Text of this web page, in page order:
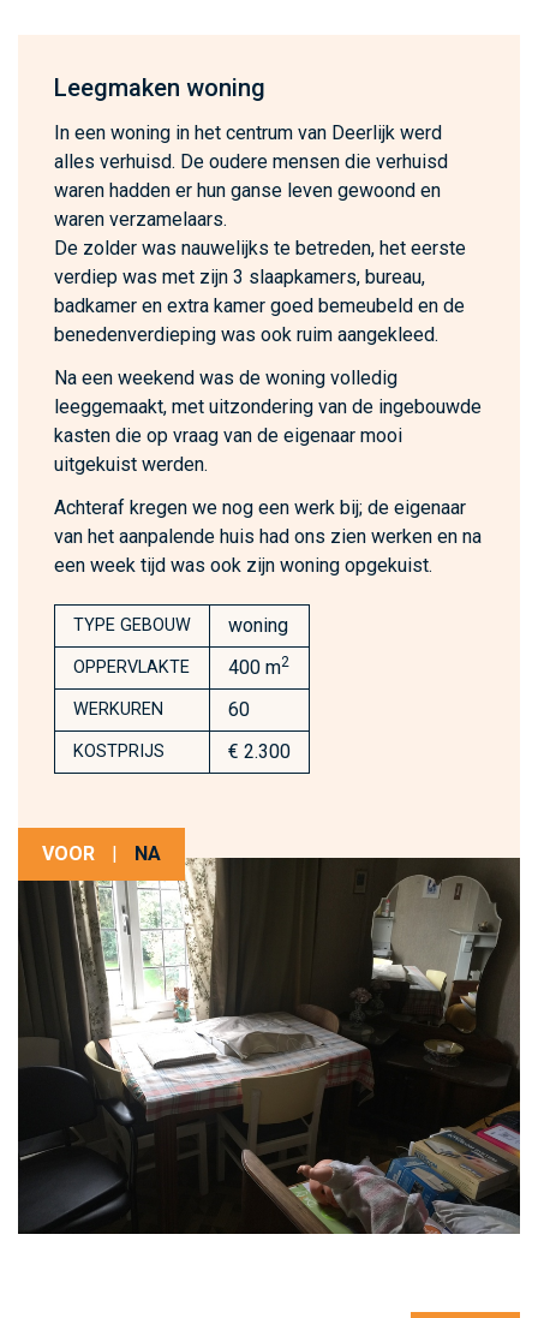
Leegmaken woning
In een woning in het centrum van Deerlijk werd
alles verhuisd. De oudere mensen die verhuisd
waren hadden er hun ganse leven gewoond en
waren verzamelaars.
De zolder was nauwelijks te betreden, het eerste
verdiep was met zijn 3 slaapkamers, bureau,
badkamer en extra kamer goed bemeubeld en de
benedenverdieping was ook ruim aangekleed.
Na een weekend was de woning volledig
leeggemaakt, met uitzondering van de ingebouwde
kasten die op vraag van de eigenaar mooi
uitgekuist werden.
Achteraf kregen we nog een werk bij; de eigenaar
van het aanpalende huis had ons zien werken en na
een week tijd was ook zijn woning opgekuist.
TYPE GEBOUW woning
OPPERVLAKTE 400 m2
WERKUREN 60
KOSTPRIJS € 2.300
VOOR | NA